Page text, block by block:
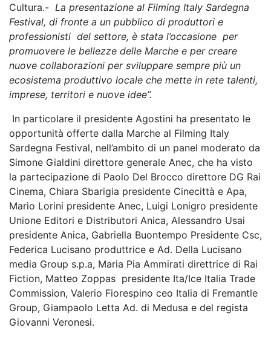
Cultura.- La presentazione al Filming Italy Sardegna
Festival, di fronte a un pubblico di produttori e
professionisti del settore, è stata l’occasione per
promuovere le bellezze delle Marche e per creare
nuove collaborazioni persviluppare sempre più un
ecosistema produttivo locale che mette in rete talenti,
imprese, territori e nuove idee”.
In particolare il presidente Agostini ha presentato le
opportunità offerte dalla Marche al Filming Italy
Sardegna Festival, nell’ambito di un panel moderato da
Simone Gialdini direttore generale Anec, che ha visto
la partecipazione di Paolo Del Brocco direttore DG Rai
Cinema, Chiara Sbarigia presidente Cinecittà e Apa,
Mario Lorini presidente Anec, Luigi Lonigro presidente
Unione Editori e Distributori Anica, Alessandro Usai
presidente Anica, Gabriella Buontempo Presidente Csc,
Federica Lucisano produttrice e Ad. Della Lucisano
media Group s.p.a, Maria Pia Ammirati direttrice di Rai
Fiction, Matteo Zoppas presidente Ita/Ice Italia Trade
Commission, Valerio Fiorespino ceo Italia di Fremantle
Group, Giampaolo Letta Ad. di Medusa e del regista
Giovanni Veronesi.